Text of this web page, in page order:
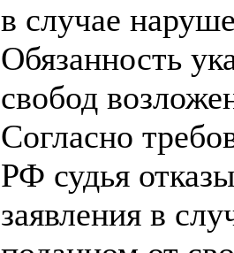
в случае
Обязанность
свобод
Согласно
РФ судья
заявления в